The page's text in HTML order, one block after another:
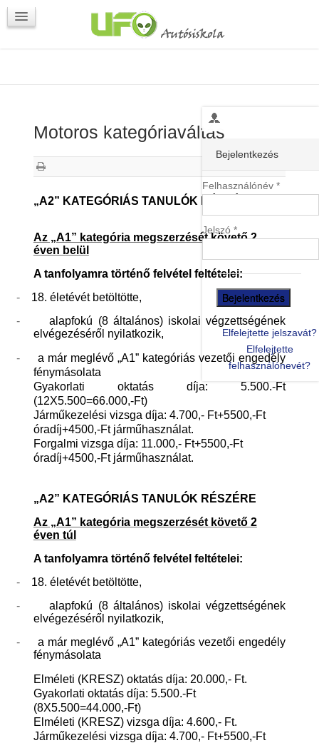
Programok
Bejelentkezés
Felhasználónév *
Jelszó *
Elfelejtette jelszavát?
Elfelejtette
felhasználónevét?
Motoros kategóriaváltás
„A2” KATEGÓRIÁS TANULÓK RÉSZÉRE
Az „A1” kategória megszerzését követő 2
éven belül
A tanfolyamra történő felvétel feltételei:
-
18. életévét betöltötte,
-
alapfokú (8 általános) iskolai végzettségének
elvégezéséről nyilatkozik,
-
a már meglévő „A1” kategóriás vezetői engedély
fénymásolata
Gyakorlati oktatás díja: 5.500.-Ft
(12X5.500=66.000,-Ft)
Járműkezelési vizsga díja: 4.700,- Ft+5500,-Ft
óradíj+4500,-Ft járműhasználat.
Forgalmi vizsga díja: 11.000,- Ft+5500,-Ft
óradíj+4500,-Ft járműhasználat.
„A2” KATEGÓRIÁS TANULÓK RÉSZÉRE
Az „A1” kategória megszerzését követő 2
éven túl
A tanfolyamra történő felvétel feltételei:
-
18. életévét betöltötte,
-
alapfokú (8 általános) iskolai végzettségének
elvégezéséről nyilatkozik,
-
a már meglévő „A1” kategóriás vezetői engedély
fénymásolata
Elméleti (KRESZ) oktatás díja: 20.000,- Ft.
Gyakorlati oktatás díja: 5.500.-Ft
(8X5.500=44.000,-Ft)
Elméleti (KRESZ) vizsga díja: 4.600,- Ft.
Járműkezelési vizsga díja: 4.700,- Ft+5500,-Ft